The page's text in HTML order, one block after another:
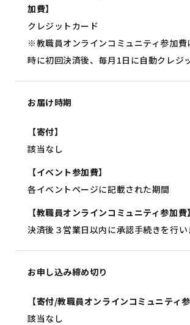
加費】
クレジットカード
※教職員オンラインコミュニティ参加費
時に初回決済後、毎月1日に自動クレジ
お届け時期
【寄付】
該当なし
【イベント参加費】
各イベントページに記載された期間
【教職員オンラインコミュニティ参加費】
決済後３営業日以内に承認手続きを行い
お申し込み締め切り
【寄付/教職員オンラインコミュニティ参
該当なし